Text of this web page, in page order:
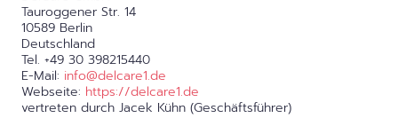
Tauroggener Str. 14
10589 Berlin
Deutschland
Tel. +49 30 398215440
E-Mail: info@delcare1.de
Webseite: https://delcare1.de
vertreten durch Jacek Kühn (Geschäftsführer)